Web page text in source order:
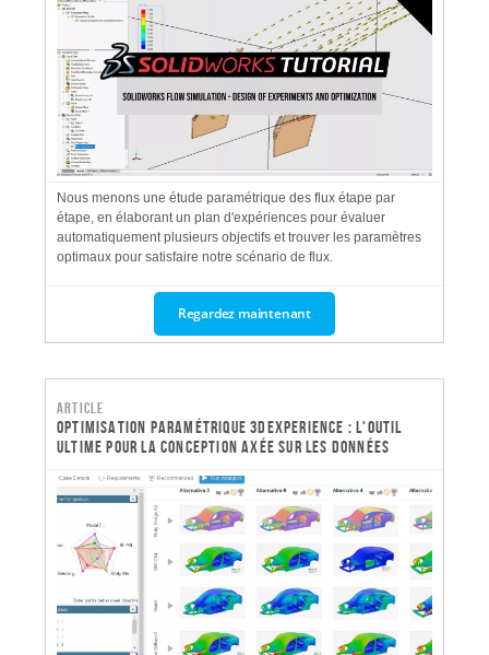
Nous menons une étude paramétrique des flux étape par
étape, en élaborant un plan d'expériences pour évaluer
automatiquement plusieurs objectifs et trouver les paramètres
optimaux pour satisfaire notre scénario de flux.
Regardez maintenant
Article
Optimisation paramétrique 3DEXPERIENCE : l'outil
ultime pour la conception axée sur les données